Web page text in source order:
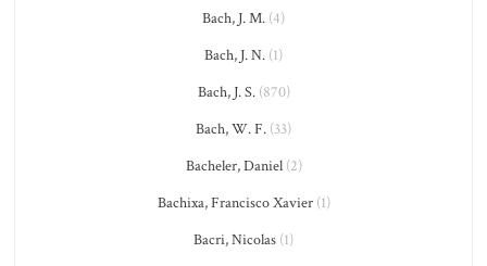
Bach, J. M. (4)
Bach, J. N. (1)
Bach, J. S.(870)
Bach, W. F. (33)
Bacheler, Daniel(2)
Bachixa, Francisco Xavier(1)
Bacri, Nicolas (1)